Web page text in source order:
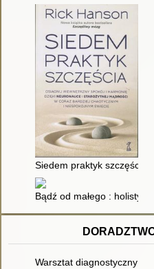
Siedem praktyk szczęścia
Bądź od małego :
Warsztat diagnostyczny